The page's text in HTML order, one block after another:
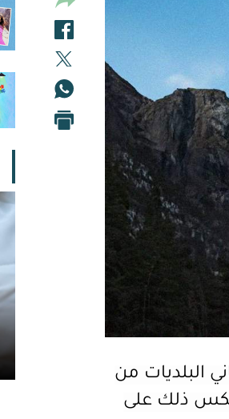
حلّت على لبنان منذ العام 2019، تعاني البلديات من
ذلك على